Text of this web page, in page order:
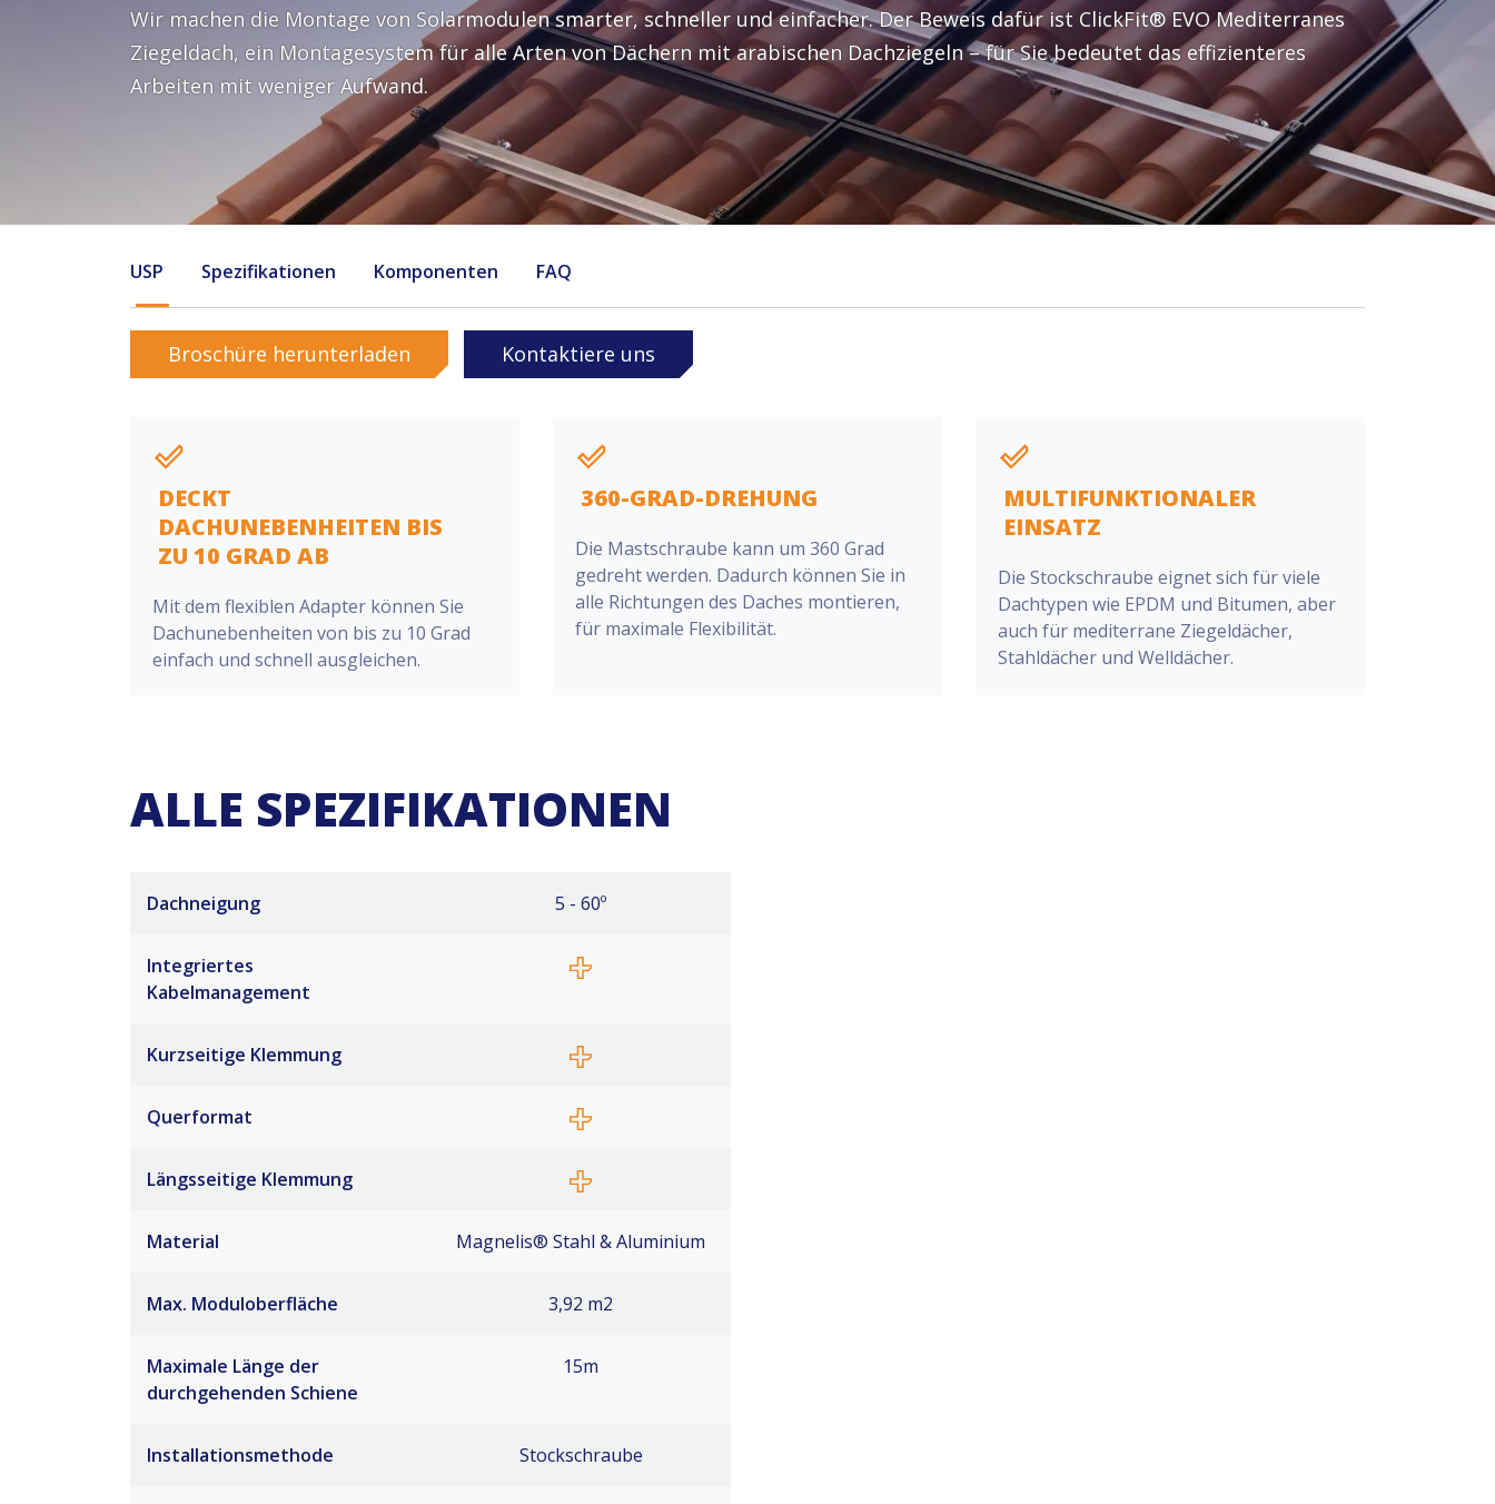
Wir machen die Montage von Solarmodulen smarter, schneller und einfacher. Der Beweis dafür ist ClickFit® EVO Mediterranes
Ziegeldach, ein Montagesystem für alle Arten von Dächern mit arabischen Dachziegeln – für Sie bedeutet das effizienteres
Arbeiten mit weniger Aufwand.
USP Spezifikationen Komponenten FAQ
Broschüre herunterladen Kontaktiere uns
Senden
Was ist deine Frage?
Land
Ja, ich möchte den Enstall-Newsletter abonnieren
DECKT
DACHUNEBENHEITEN BIS
ZU 10 GRAD AB
Mit dem flexiblen Adapter können Sie
Dachunebenheiten von bis zu 10 Grad
einfach und schnell ausgleichen.
360-GRAD-DREHUNG
Die Mastschraube kann um 360 Grad
gedreht werden. Dadurch können Sie in
alle Richtungen des Daches montieren,
für maximale Flexibilität.
MULTIFUNKTIONALER
EINSATZ
Die Stockschraube eignet sich für viele
Dachtypen wie EPDM und Bitumen, aber
auch für mediterrane Ziegeldächer,
Stahldächer und Welldächer.
ALLE SPEZIFIKATIONEN
Dachneigung 5 - 60º
Integriertes
Kabelmanagement
Kurzseitige Klemmung
Querformat
Längsseitige Klemmung
Material Magnelis® Stahl & Aluminium
Max. Moduloberfläche 3,92 m2
Maximale Länge der
durchgehenden Schiene
15m
Installationsmethode Stockschraube